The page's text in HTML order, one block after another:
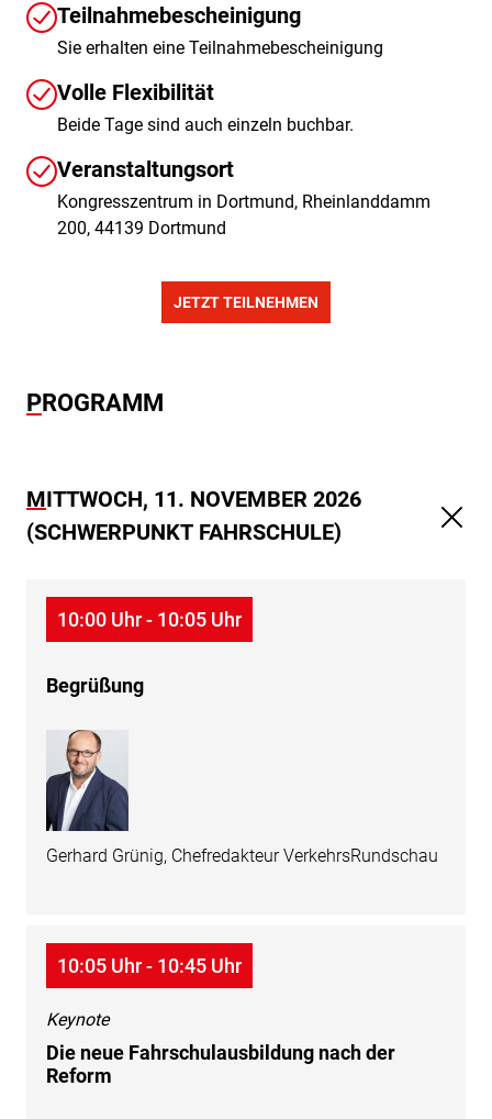
Teilnahmebescheinigung
Sie erhalten eine Teilnahmebescheinigung
Volle Flexibilität
Beide Tage sind auch einzeln buchbar.
Veranstaltungsort
Kongresszentrum in Dortmund, Rheinlanddamm
200, 44139 Dortmund
JETZT TEILNEHMEN
PROGRAMM
MITTWOCH, 11. NOVEMBER 2026
(SCHWERPUNKT FAHRSCHULE)
10:00 Uhr - 10:05 Uhr
Begrüßung
Gerhard Grünig, Chefredakteur VerkehrsRundschau
10:05 Uhr - 10:45 Uhr
Keynote
Die neue Fahrschulausbildung nach der
Reform